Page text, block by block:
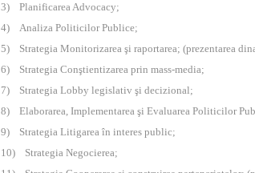
3) Planificarea Advocacy;
4) Analiza Politicilor Publice;
5) Strategia Monitorizarea şi raportarea; (prezentarea
6) Strategia Conştientizarea prin mass-media;
7) Strategia Lobby legislativ şi decizional;
8) Elaborarea, Implementarea şi Evaluarea Politicilor
9) Strategia Litigarea în interes public;
10) Strategia Negocierea;